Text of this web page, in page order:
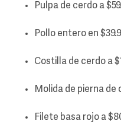
Pulpa de cerdo a
Pollo entero en
Costilla de cerdo a
Molida de pierna de
Filete basa rojo a